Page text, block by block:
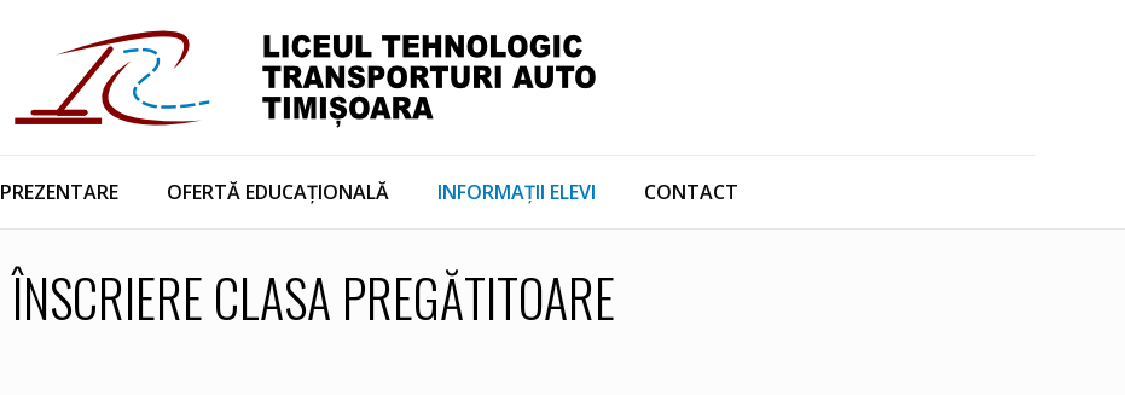
PREZENTARE OFERTĂ EDUCAȚIONALĂ INFORMAȚII ELEVI CONTACT
ÎNSCRIERE CLASA PREGĂTITOARE